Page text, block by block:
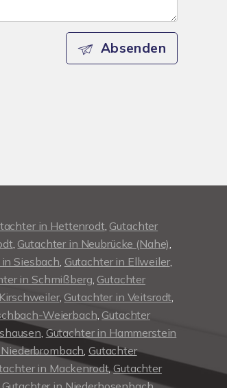
Absenden
in Hettenrodt, Gutachter
, Gutachter in Neubrücke (Nahe),
Siesbach, Gutachter in Ellweiler,
in Schmißberg, Gutachter
,Gutachter in Veitsrodt,
Weierbach, Gutachter
, Gutachter in Hammerstein
, Gutachter
in Mackenrodt,Gutachter